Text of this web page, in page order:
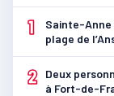
1
Sainte-Anne
plage de
2
Deux
à Fort-de-